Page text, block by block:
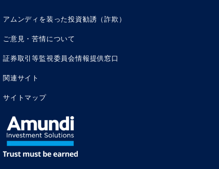
アムンディを装った投資勧誘（詐欺）
ご意見・苦情について
証券取引等監視委員会情報提供窓口
関連サイト
サイトマップ